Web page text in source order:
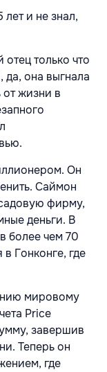
и не знал,
только что
она выгнала
от жизни в
Он
Саймон
фирму,
деньги. В
более чем 70
Гонконге, где
мировому
Price
завершив
Теперь он
где